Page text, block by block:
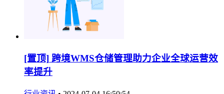
[置顶] 跨境WMS仓储管理助力企业全球运营效
率提升